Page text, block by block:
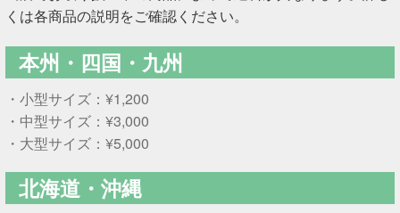
くは各商品の説明をご確認ください。
本州・四国・九州
・小型サイズ：¥1,200
・中型サイズ：¥3,000
・大型サイズ：¥5,000
北海道・沖縄